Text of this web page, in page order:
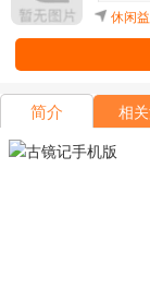
然正在
探常人
休闲
简介 相